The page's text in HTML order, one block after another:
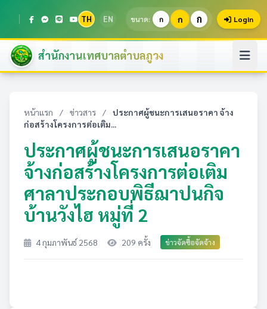
TH EN ขนาด: ก ก ก Login
สำนักงานเทศบาลตำบลภูวง
หน้าแรก / ข่าวสาร /
ประกาศผู้ชนะการเสนอราคา จ้าง
ก่อสร้างโครงการต่อเติม...
ประกาศผู้ชนะการเสนอราคา
จ้างก่อสร้างโครงการต่อเติม
ศาลาประกอบพิธีฌาปนกิจ
บ้านวังไฮ หมู่ที่ 2
4 กุมภาพันธ์ 2568 209 ครั้ง ข่าวจัดซื้อจัดจ้าง